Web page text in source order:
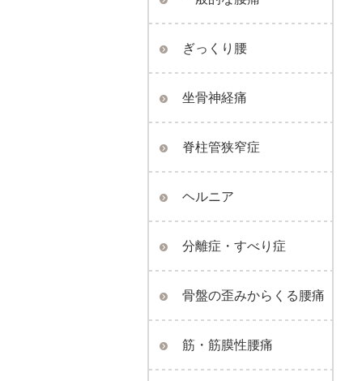
ぎっくり腰
坐骨神経痛
脊柱管狭窄症
ヘルニア
分離症・すべり症
骨盤の歪みからくる腰痛
筋・筋膜性腰痛